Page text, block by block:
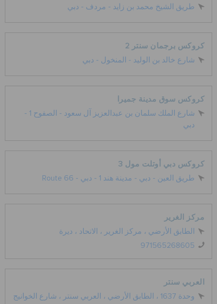
تحديد موقع المتجر
حالة الطلبية
الطلبيات المرتجعة
خدمة العملاء
طريق الشيخ محمد بن زايد - مردف - دبي
كروكس برجمان سنتر 2
شارع خالد بن الوليد - المنخول - دبي
كروكس سوق مدينة جميرا
شارع الملك سلمان بن عبدالعزيز آل سعود - الصفوح 1 -
دبي
كروكس دبي أوتلت مول 3
Route 66 - طريق العين - دبي - مدينة هند 1 - دبي
مركز الغرير
الطابق الأرضي ، مركز الغرير ، الاتحاد ، ديرة
971565268605
العربي سنتر
وحدة 1637 ، الطابق الأرضي ، العربي سنتر ، شارع الخوانيج